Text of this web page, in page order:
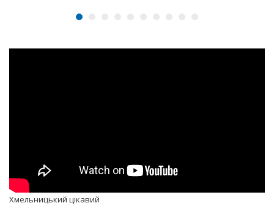
Хмельницький цікавий